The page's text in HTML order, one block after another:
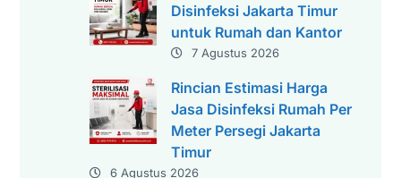
Disinfeksi Jakarta Timur
untuk Rumah dan Kantor
7 Agustus 2026
Rincian Estimasi Harga
Jasa Disinfeksi Rumah Per
Meter Persegi Jakarta
Timur
6 Agustus 2026